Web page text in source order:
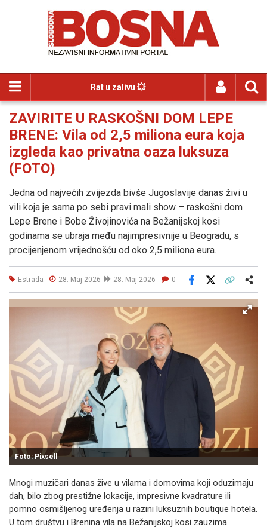
Rat u zalivu 💥
ZAVIRITE U RASKOŠNI DOM LEPE
BRENE: Vila od 2,5 miliona eura koja
izgleda kao privatna oaza luksuza
(FOTO)
Jedna od najvećih zvijezda bivše Jugoslavije danas živi u
vili koja je sama po sebi pravi mali show – raskošni dom
Lepe Brene i Bobe Živojinovića na Bežanijskoj kosi
godinama se ubraja među najimpresivnije u Beogradu, s
procijenjenom vrijednošću od oko 2,5 miliona eura.
Estrada 28. Maj 2026 28. Maj 2026 0
Facebook
Foto: Pixsell
Mnogi muzičari danas žive u vilama i domovima koji oduzimaju
dah, bilo zbog prestižne lokacije, impresivne kvadrature ili
pomno osmišljenog uređenja u razini luksuznih boutique hotela.
U tom društvu i Brenina vila na Bežanijskoj kosi zauzima